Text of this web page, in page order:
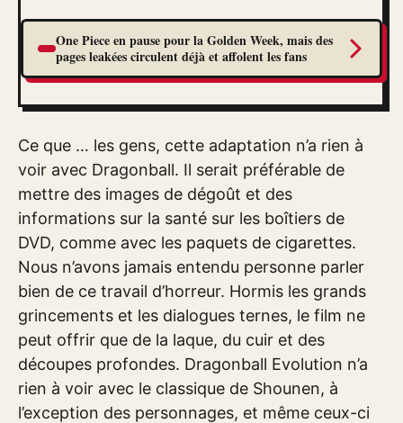
One Piece en pause pour la Golden Week, mais des
pages leakées circulent déjà et affolent les fans
Ce que … les gens, cette adaptation n’a rien à
voir avec Dragonball. Il serait préférable de
mettre des images de dégoût et des
informations sur la santé sur les boîtiers de
DVD, comme avec les paquets de cigarettes.
Nous n’avons jamais entendu personne parler
bien de ce travail d’horreur. Hormis les grands
grincements et les dialogues ternes, le film ne
peut offrir que de la laque, du cuir et des
découpes profondes. Dragonball Evolution n’a
rien à voir avec le classique de Shounen, à
l’exception des personnages, et même ceux-ci